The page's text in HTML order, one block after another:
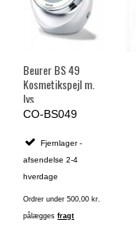
Beurer BS 49
Kosmetikspejl m.
lys
CO-BS049
Fjernlager -
afsendelse 2-4
hverdage
Ordrer under 500,00 kr.
pålæggesfragt